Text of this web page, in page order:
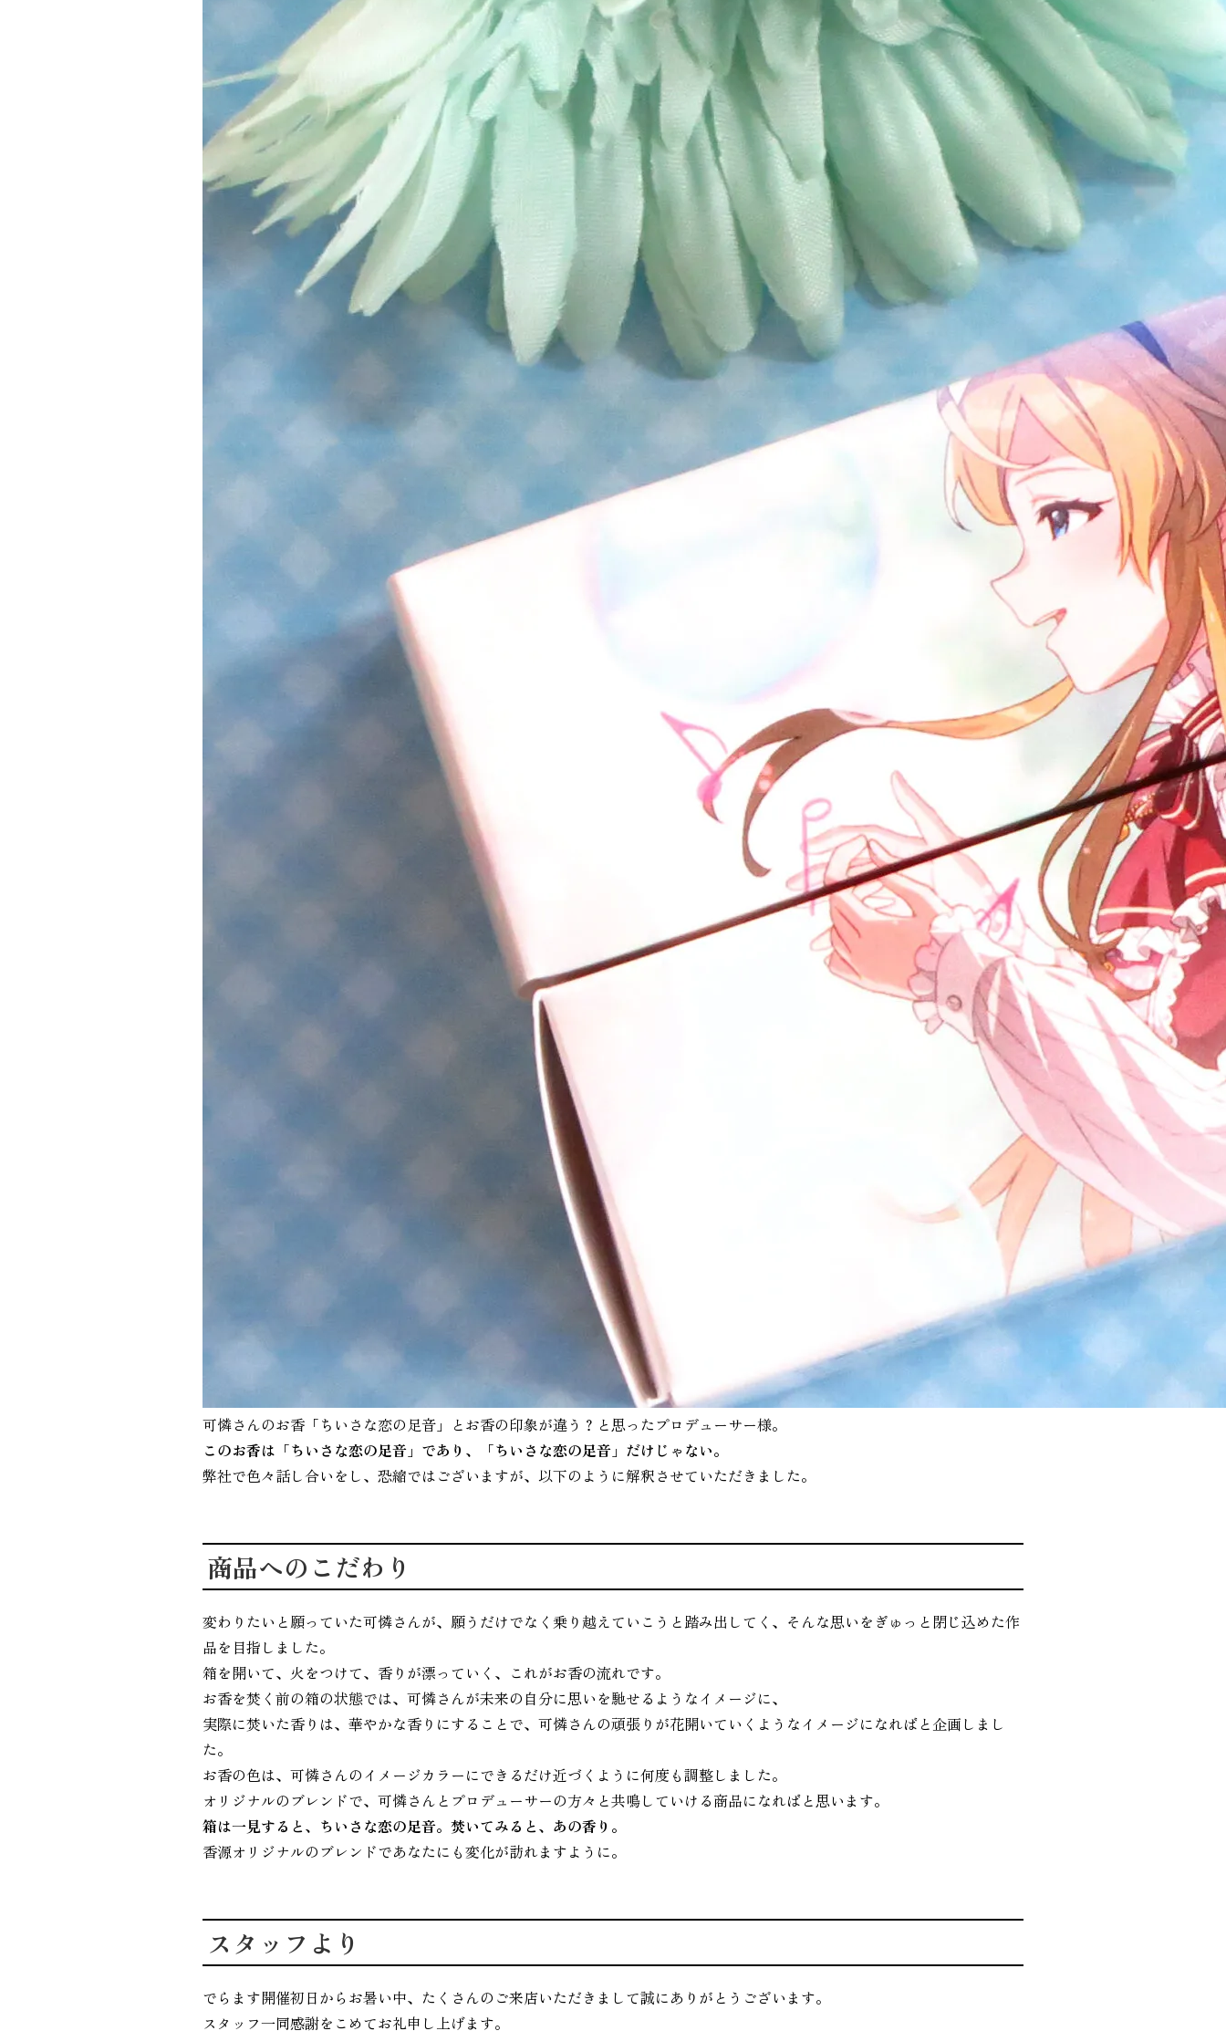
可憐さんのお香「ちいさな恋の足音」とお香の印象が違う？と思ったプロデューサー様。
このお香は「ちいさな恋の足音」であり、「ちいさな恋の足音」だけじゃない。
弊社で色々話し合いをし、恐縮ではございますが、以下のように解釈させていただきました。
商品へのこだわり
変わりたいと願っていた可憐さんが、願うだけでなく乗り越えていこうと踏み出してく、そんな思いをぎゅっと閉じ込めた作
品を目指しました。
箱を開いて、火をつけて、香りが漂っていく、これがお香の流れです。
お香を焚く前の箱の状態では、可憐さんが未来の自分に思いを馳せるようなイメージに、
実際に焚いた香りは、華やかな香りにすることで、可憐さんの頑張りが花開いていくようなイメージになればと企画しまし
た。
お香の色は、可憐さんのイメージカラーにできるだけ近づくように何度も調整しました。
オリジナルのブレンドで、可憐さんとプロデューサーの方々と共鳴していける商品になればと思います。
箱は一見すると、ちいさな恋の足音。焚いてみると、あの香り。
香源オリジナルのブレンドであなたにも変化が訪れますように。
スタッフより
でらます開催初日からお暑い中、たくさんのご来店いただきまして誠にありがとうございます。
スタッフ一同感謝をこめてお礼申し上げます。